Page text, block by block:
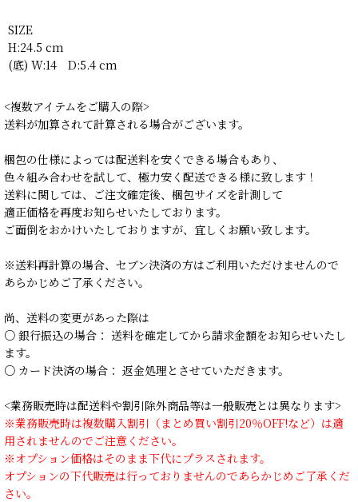
SIZE
H:24.5 cm
(底) W:14 D:5.4 cm
<複数アイテムをご購入の際>
送料が加算されて計算される場合がございます。
梱包の仕様によっては配送料を安くできる場合もあり、
色々組み合わせを試して、極力安く配送できる様に致します！
送料に関しては、ご注文確定後、梱包サイズを計測して
適正価格を再度お知らせいたしております。
ご面倒をおかけいたしておりますが、宜しくお願い致します。
※送料再計算の場合、セブン決済の方はご利用いただけませんので
あらかじめご了承ください。
尚、送料の変更があった際は
○ 銀行振込の場合： 送料を確定してから請求金額をお知らせいたし
ます。
○ カード決済の場合： 返金処理とさせていただきます。
<業務販売時は配送料や割引除外商品等は一般販売とは異なります>
※業務販売時は複数購入割引（まとめ買い割引20％OFF!など）は適
用されませんのでご注意ください。
※オプション価格はそのまま下代にプラスされます。
オプションの下代販売は行っておりませんのであらかじめご了承くだ
さい。